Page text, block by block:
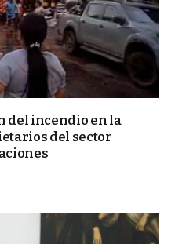
del incendio en la
del sector